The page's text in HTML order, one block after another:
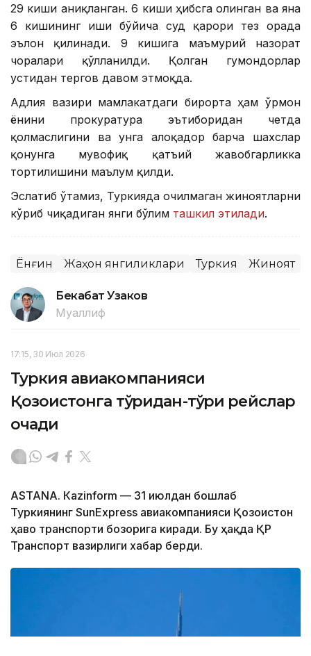
29 киши аниқланган. 6 киши ҳибсга олинган ва яна
6 кишининг иши бўйича суд қарори тез орада
эълон қилинади. 9 кишига маъмурий назорат
чоралари қўлланилди. Қолган гумондорлар
устидан тергов давом этмоқда.
Адлия вазири мамлакатдаги бирорта ҳам ўрмон
ёнғини прокуратура эътиборидан четда
қолмаслигини ва унга алоқадор барча шахслар
қонунга мувофиқ қатъий жавобгарликка
тортилишини маълум қилди.
Эслатиб ўтамиз, Туркияда очилмаган жиноятларни
кўриб чиқадиган янги бўлим ташкил этилади.
Ёнғин Жаҳон янгиликлари Туркия Жиноят
Бекабат Узаков
Муаллиф
17:15, 30 Июл 2026
Туркия авиакомпанияси
Қозоғистонга тўғридан-тўғри рейслар
очади
ASTANА. Кazinform — 31 июлдан бошлаб
Туркиянинг SunExpress авиакомпанияси Қозоғистон
ҳаво транспорти бозорига киради. Бу ҳақда ҚР
Транспорт вазирлиги хабар берди.